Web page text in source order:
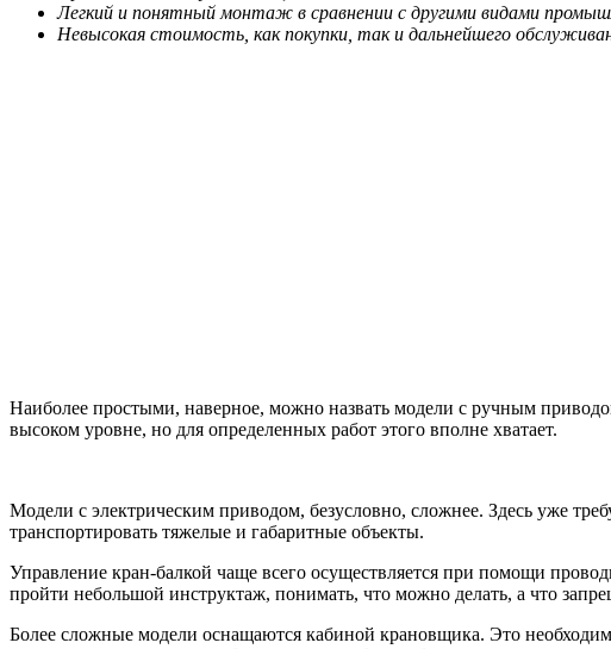
Легкий и понятный монтаж в сравнении с другими видами
Невысокая стоимость, как покупки, так и дальнейшего
Наиболее простыми, наверное, можно назвать модели с ручным
высоком уровне, но для определенных работ этого вполне хватает.
Модели с электрическим приводом, безусловно, сложнее. Здесь уже
транспортировать тяжелые и габаритные объекты.
Управление кран-балкой чаще всего осуществляется при помощи
пройти небольшой инструктаж, понимать, что можно делать, а что
Более сложные модели оснащаются кабиной крановщика. Это